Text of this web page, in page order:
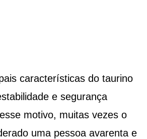
características do taurino
e segurança
motivo, muitas vezes o
uma pessoa avarenta e